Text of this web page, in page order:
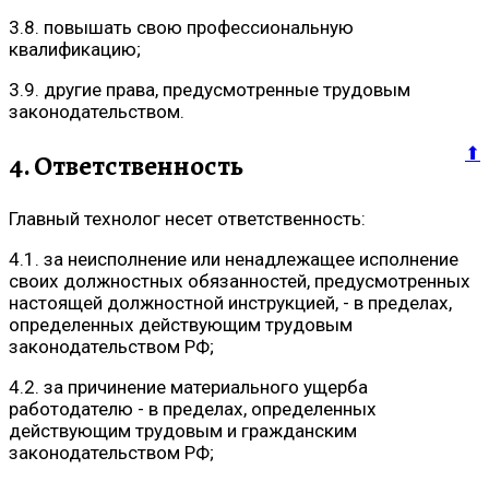
3.8. повышать свою профессиональную
квалификацию;
3.9. другие права, предусмотренные трудовым
законодательством.
⬆
4. Ответственность
Главный технолог несет ответственность:
4.1. за неисполнение или ненадлежащее исполнение
своих должностных обязанностей, предусмотренных
настоящей должностной инструкцией, - в пределах,
определенных действующим трудовым
законодательством РФ;
4.2. за причинение материального ущерба
работодателю - в пределах, определенных
действующим трудовым и гражданским
законодательством РФ;